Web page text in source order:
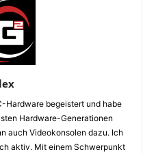
Hardware begeistert und habe
Hardware-Generationen
auch Videokonsolen dazu. Ich
aktiv. Mit einem Schwerpunkt